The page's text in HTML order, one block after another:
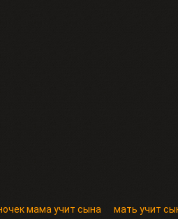
мама учит сына
мать учит